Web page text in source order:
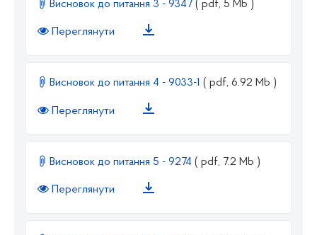
Висновок до питання 3 - 9347 ( pdf, 5 Mb )
Переглянути
Висновок до питання 4 - 9033-1 ( pdf, 6.92 Mb )
Переглянути
Висновок до питання 5 - 9274 ( pdf, 7.2 Mb )
Переглянути